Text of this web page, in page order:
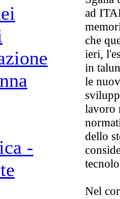
-
ad
che
ieri,
in
le
lavoro
dello
Nel